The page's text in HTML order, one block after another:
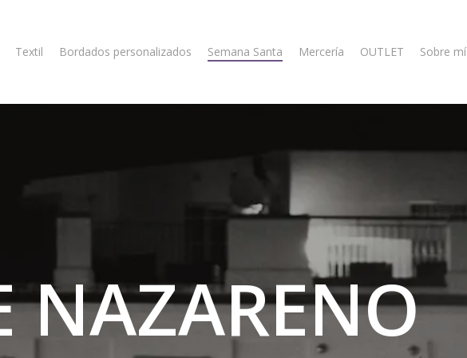
Textil Bordados personalizados Semana Santa Mercería OUTLET Sobre mí
NAZARENO